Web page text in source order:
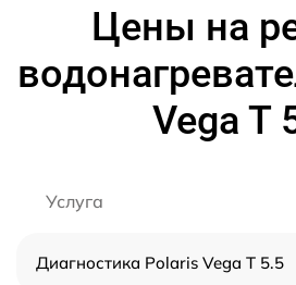
Цены на
Vega T
Услуга
Диагностика Polaris Vega T 5.5